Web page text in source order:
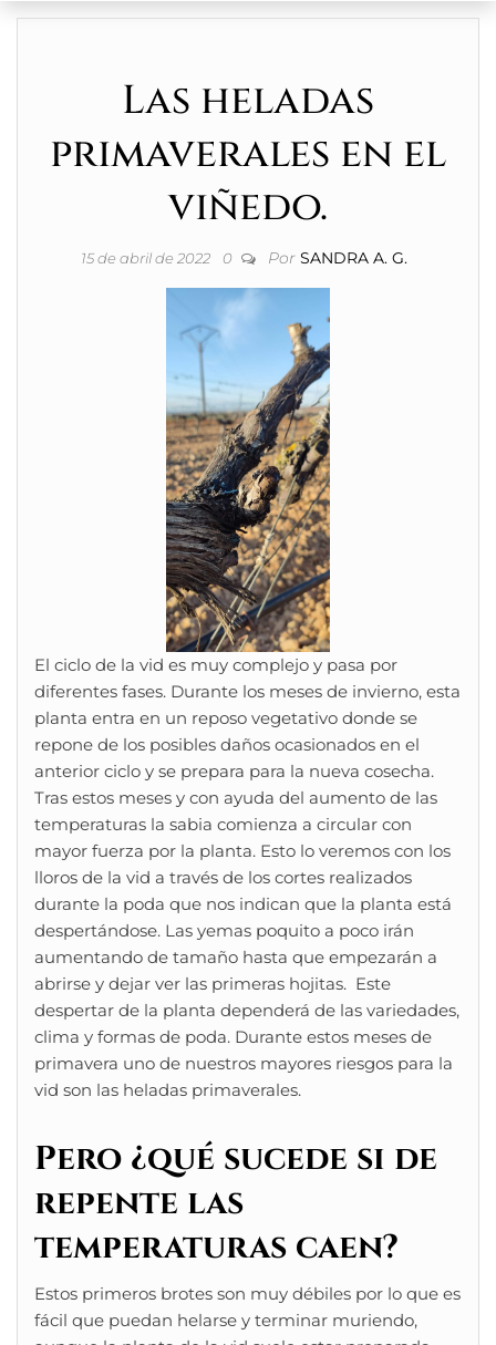
Las heladas
primaverales en el
viñedo.
15 de abril de 2022 0 Por SANDRA A. G.
El ciclo de la vid es muy complejo y pasa por
diferentes fases. Durante los meses de invierno, esta
planta entra en un reposo vegetativo donde se
repone de los posibles daños ocasionados en el
anterior ciclo y se prepara para la nueva cosecha.
Tras estos meses y con ayuda del aumento de las
temperaturas la sabia comienza a circular con
mayor fuerza por la planta. Esto lo veremos con los
lloros de la vid a través de los cortes realizados
durante la poda que nos indican que la planta está
despertándose. Las yemas poquito a poco irán
aumentando de tamaño hasta que empezarán a
abrirse y dejar ver las primeras hojitas. Este
despertar de la planta dependerá de las variedades,
clima y formas de poda. Durante estos meses de
primavera uno de nuestros mayores riesgos para la
vid son las heladas primaverales.
Pero ¿qué sucede si de
repente las
temperaturas caen?
Estos primeros brotes son muy débiles por lo que es
fácil que puedan helarse y terminar muriendo,